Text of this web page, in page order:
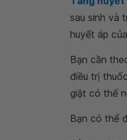
sau sinh và
huyết áp
Bạn cần
điều trị
giật có thể
Bạn có thể